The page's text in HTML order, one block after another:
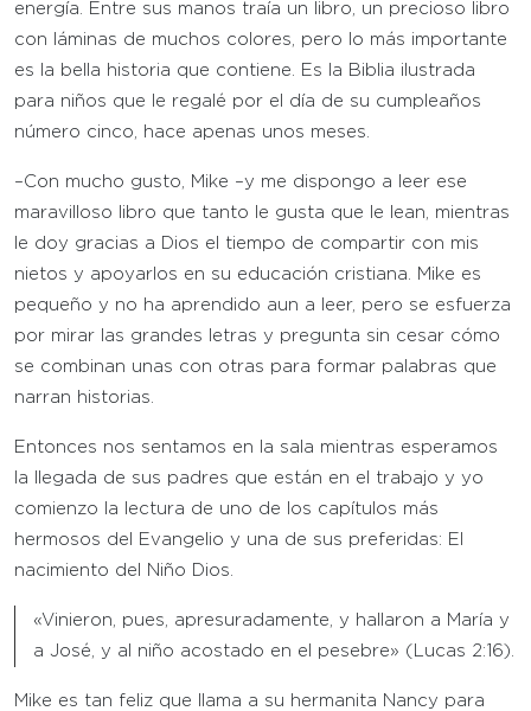
energía. Entre sus manos traía un libro, un precioso libro
con láminas de muchos colores, pero lo más importante
es la bella historia que contiene. Es la Biblia ilustrada
para niños que le regalé por el día de su cumpleaños
número cinco, hace apenas unos meses.
–Con mucho gusto, Mike –y me dispongo a leer ese
maravilloso libro que tanto le gusta que le lean, mientras
le doy gracias a Dios el tiempo de compartir con mis
nietos y apoyarlos en su educación cristiana. Mike es
pequeño y no ha aprendido aun a leer, pero se esfuerza
por mirar las grandes letras y pregunta sin cesar cómo
se combinan unas con otras para formar palabras que
narran historias.
Entonces nos sentamos en la sala mientras esperamos
la llegada de sus padres que están en el trabajo y yo
comienzo la lectura de uno de los capítulos más
hermosos del Evangelio y una de sus preferidas: El
nacimiento del Niño Dios.
«Vinieron, pues, apresuradamente, y hallaron a María y
a José, y al niño acostado en el pesebre» (Lucas 2:16).
Mike es tan feliz que llama a su hermanita Nancy para